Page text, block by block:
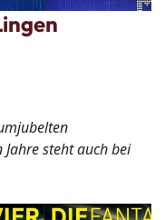
steht auch bei